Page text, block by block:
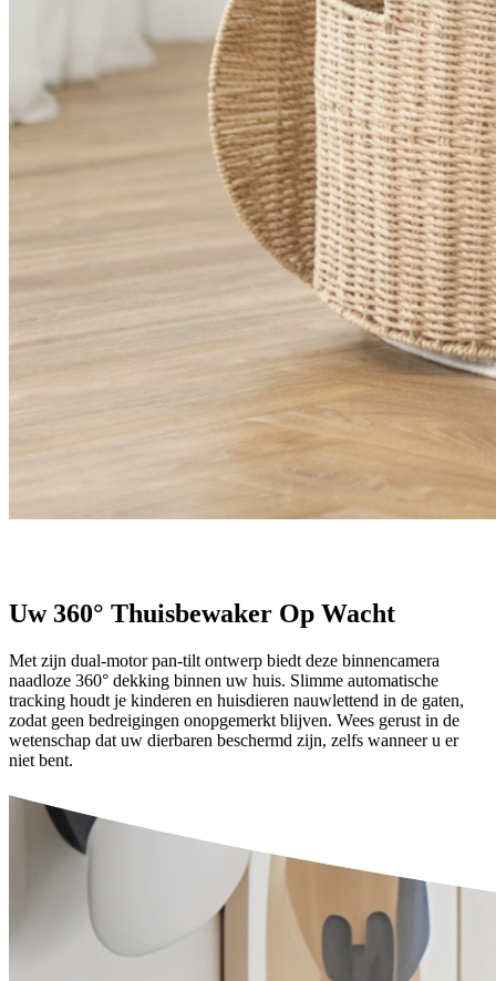
Uw 360° Thuisbewaker Op Wacht
Met zijn dual-motor pan-tilt ontwerp biedt deze binnencamera
naadloze 360° dekking binnen uw huis. Slimme automatische
tracking houdt je kinderen en huisdieren nauwlettend in de gaten,
zodat geen bedreigingen onopgemerkt blijven. Wees gerust in de
wetenschap dat uw dierbaren beschermd zijn, zelfs wanneer u er
niet bent.